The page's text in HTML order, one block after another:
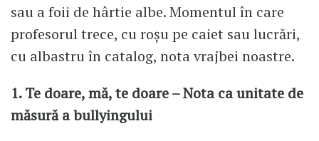
sau a foii de hârtie albe. Momentul în care
profesorul trece, cu roșu pe caiet sau lucrări,
cu albastru în catalog, nota vrajbei noastre.
1. Te doare, mă, te doare – Nota ca unitate de
măsură a bullyingului